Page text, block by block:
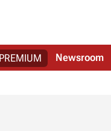
PREMIUM Newsroom